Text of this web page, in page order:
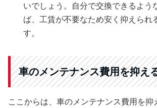
いでしょう。自分で交換できるよう
ば、工賃が不要なため安く抑えられ
す。
車のメンテナンス費用を抑え
ここからは、車のメンテナンス費用を抑